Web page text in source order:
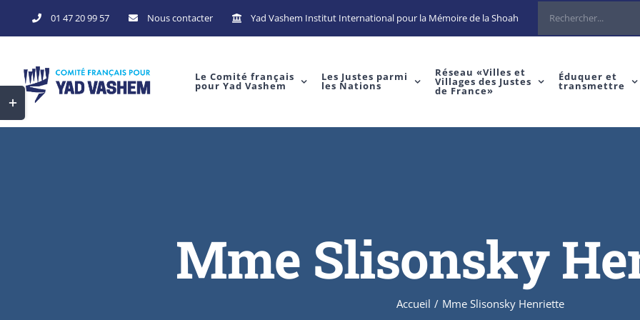
to
01 47 20 99 57 Nous contacter Yad Vashem Institut International pour la Mémoire de la Shoah Rechercher
Le Comité français
pour Yad Vashem
Les Justes parmi
les Nations
Réseau «Villes et
Villages des Justes
de France»
Éduquer et
transmettre
Mme Slisonsky
Accueil / Mme Slisonsky Henriette
Toggle
Sliding